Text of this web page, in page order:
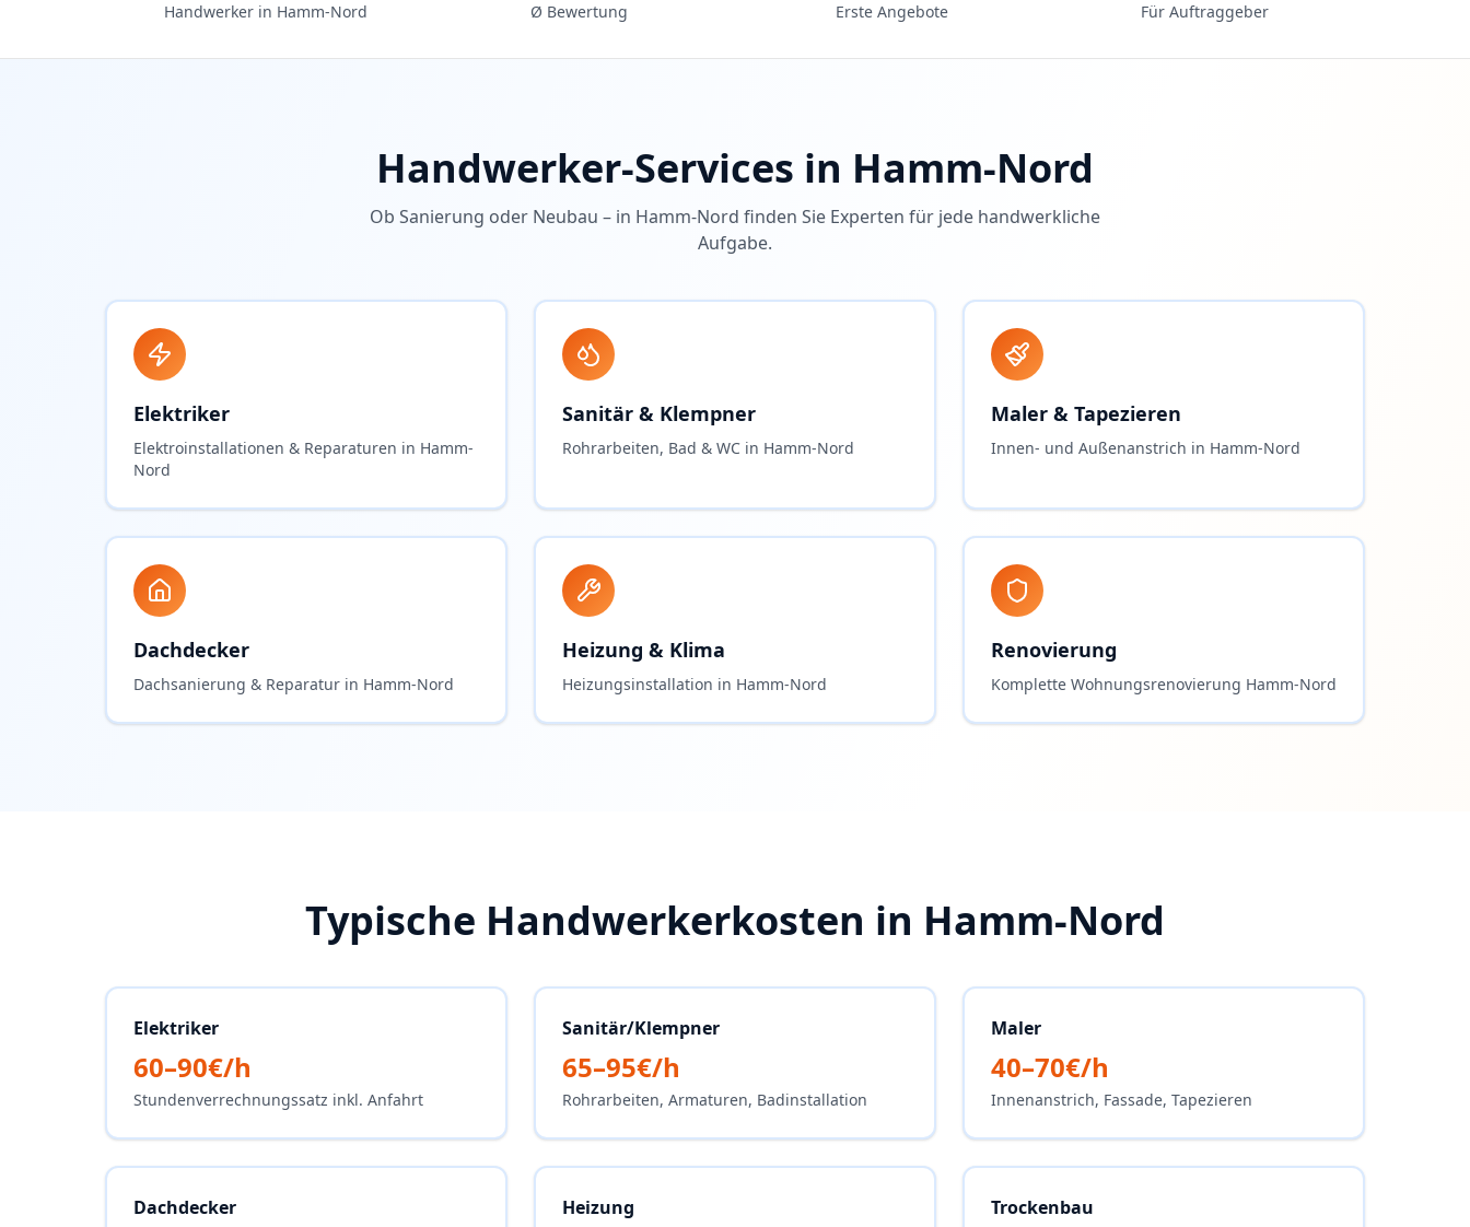
Handwerker in Hamm-Nord Ø Bewertung Erste Angebote Für Auftraggeber
Handwerker-Services in Hamm-Nord
Ob Sanierung oder Neubau – in Hamm-Nord finden Sie Experten für jede handwerkliche
Aufgabe.
Elektriker
Elektroinstallationen & Reparaturen in Hamm-
Nord
Sanitär & Klempner
Rohrarbeiten, Bad & WC in Hamm-Nord
Maler & Tapezieren
Innen- und Außenanstrich in Hamm-Nord
Dachdecker
Dachsanierung & Reparatur in Hamm-Nord
Heizung & Klima
Heizungsinstallation in Hamm-Nord
Renovierung
Komplette Wohnungsrenovierung Hamm-Nord
Typische Handwerkerkosten in Hamm-Nord
Elektriker
60–90€/h
Stundenverrechnungssatz inkl. Anfahrt
Sanitär/Klempner
65–95€/h
Rohrarbeiten, Armaturen, Badinstallation
Maler
40–70€/h
Innenanstrich, Fassade, Tapezieren
Dachdecker Heizung Trockenbau